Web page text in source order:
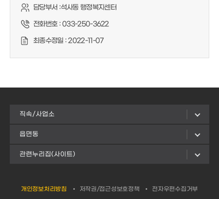
담당부서 :석사동 행정복지센터
전화번호 :033-250-3622
최종수정일 :2022-11-07
직속/사업소
읍면동
관련누리집(사이트)
개인정보처리방침 저작권/접근성보호정책 전자우편수집거부